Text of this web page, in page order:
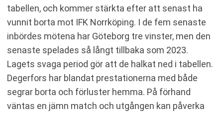
tabellen, och kommer stärkta efter att senast ha
vunnit borta mot IFK Norrköping. I de fem senaste
inbördes mötena har Göteborg tre vinster, men den
senaste spelades så långt tillbaka som 2023.
Lagets svaga period gör att de halkat ned i tabellen.
Degerfors har blandat prestationerna med både
segrar borta och förluster hemma. På förhand
väntas en jämn match och utgången kan påverka